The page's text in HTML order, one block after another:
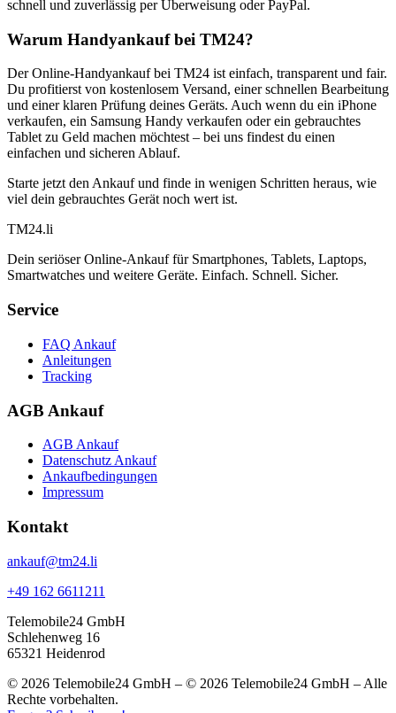
schnell und zuverlässig per Überweisung oder PayPal.
Warum Handyankauf bei TM24?
Der Online-Handyankauf bei TM24 ist einfach, transparent und fair.
Du profitierst von kostenlosem Versand, einer schnellen Bearbeitung
und einer klaren Prüfung deines Geräts. Auch wenn du ein iPhone
verkaufen, ein Samsung Handy verkaufen oder ein gebrauchtes
Tablet zu Geld machen möchtest – bei uns findest du einen
einfachen und sicheren Ablauf.
Starte jetzt den Ankauf und finde in wenigen Schritten heraus, wie
viel dein gebrauchtes Gerät noch wert ist.
TM24.li
Dein seriöser Online-Ankauf für Smartphones, Tablets, Laptops,
Smartwatches und weitere Geräte. Einfach. Schnell. Sicher.
Service
FAQ Ankauf
Anleitungen
Tracking
AGB Ankauf
AGB Ankauf
Datenschutz Ankauf
Ankaufbedingungen
Impressum
Kontakt
ankauf@tm24.li
+49 162 6611211
Telemobile24 GmbH
Schlehenweg 16
65321 Heidenrod
© 2026 Telemobile24 GmbH – © 2026 Telemobile24 GmbH – Alle
Rechte vorbehalten.